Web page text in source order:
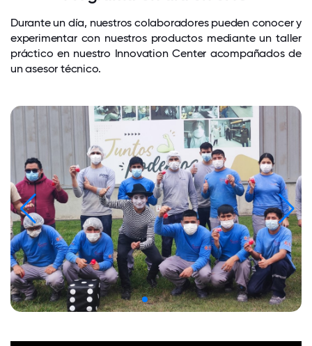
Durante un día, nuestros colaboradores pueden conocer y
experimentar con nuestros productos mediante un taller
práctico en nuestro Innovation Center acompañados de
un asesor técnico.